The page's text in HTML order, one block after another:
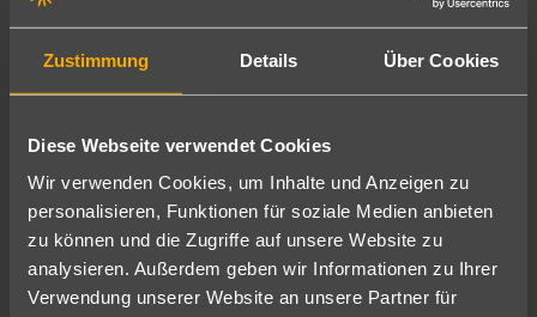
Zustimmung Details Über Cookies
Diese Webseite verwendet Cookies
Wir verwenden Cookies, um Inhalte und Anzeigen zu
personalisieren, Funktionen für soziale Medien anbieten
zu können und die Zugriffe auf unsere Website zu
analysieren. Außerdem geben wir Informationen zu Ihrer
Verwendung unserer Website an unsere Partner für